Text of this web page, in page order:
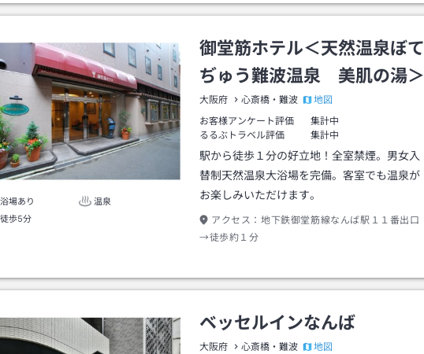
場あり
温泉
歩5分
御堂筋ホテル＜天然温泉ぼて
ぢゅう難波温泉 美肌の湯＞
大阪府 心斎橋・難波
地図
お客様アンケート評価
集計中
るるぶトラベル評価
集計中
駅から徒歩１分の好立地！全室禁煙。男女入
替制天然温泉大浴場を完備。客室でも温泉が
お楽しみいただけます。
アクセス： 地下鉄御堂筋線なんば駅１１番出口
→徒歩約１分
ベッセルインなんば
大阪府 心斎橋・難波
地図